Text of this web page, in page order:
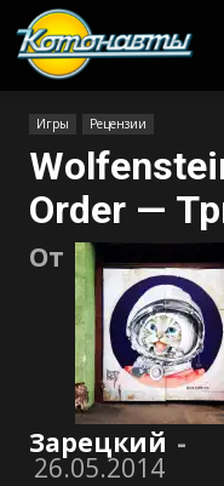
Игры Рецензии
Order —
От
Зарецкий -
26.05.2014